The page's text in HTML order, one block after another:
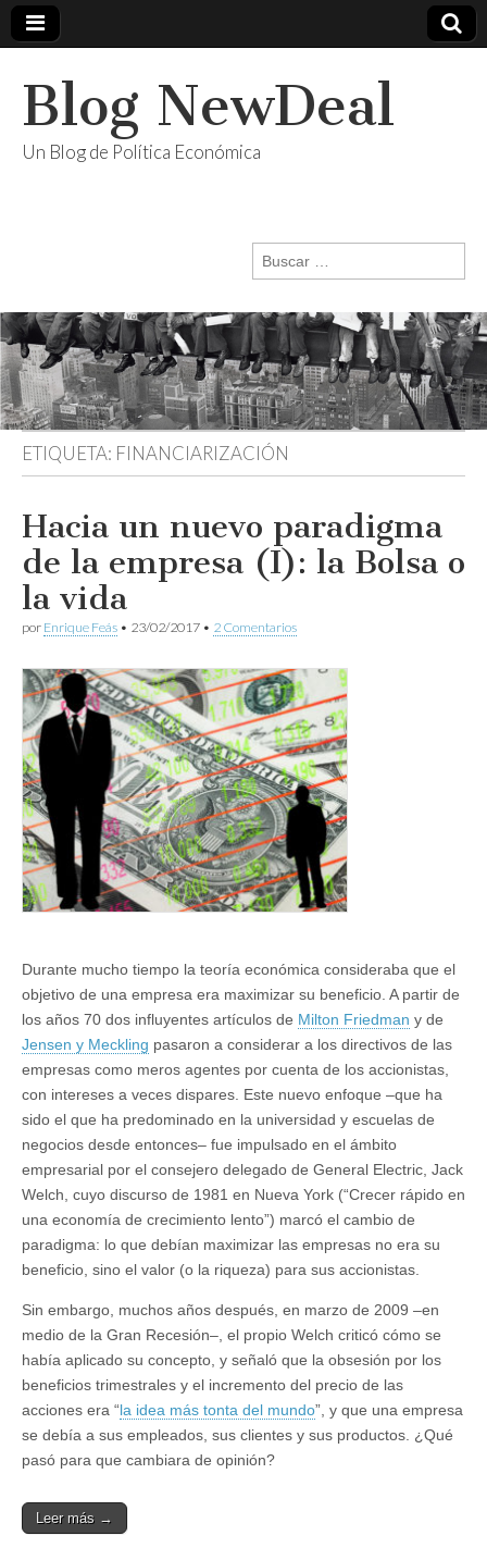
Blog NewDeal
Un Blog de Política Económica
Buscar:
ETIQUETA: FINANCIARIZACIÓN
Hacia un nuevo paradigma
de la empresa (I): la Bolsa o
la vida
por Enrique Feás • 23/02/2017 • 2 Comentarios
Durante mucho tiempo la teoría económica consideraba que el
objetivo de una empresa era maximizar su beneficio. A partir de
los años 70 dos influyentes artículos de Milton Friedman y de
Jensen y Meckling pasaron a considerar a los directivos de las
empresas como meros agentes por cuenta de los accionistas,
con intereses a veces dispares. Este nuevo enfoque –que ha
sido el que ha predominado en la universidad y escuelas de
negocios desde entonces– fue impulsado en el ámbito
empresarial por el consejero delegado de General Electric, Jack
Welch, cuyo discurso de 1981 en Nueva York (“Crecer rápido en
una economía de crecimiento lento”) marcó el cambio de
paradigma: lo que debían maximizar las empresas no era su
beneficio, sino el valor (o la riqueza) para sus accionistas.
Sin embargo, muchos años después, en marzo de 2009 –en
medio de la Gran Recesión–, el propio Welch criticó cómo se
había aplicado su concepto, y señaló que la obsesión por los
beneficios trimestrales y el incremento del precio de las
acciones era “la idea más tonta del mundo”, y que una empresa
se debía a sus empleados, sus clientes y sus productos. ¿Qué
pasó para que cambiara de opinión?
Leer más →